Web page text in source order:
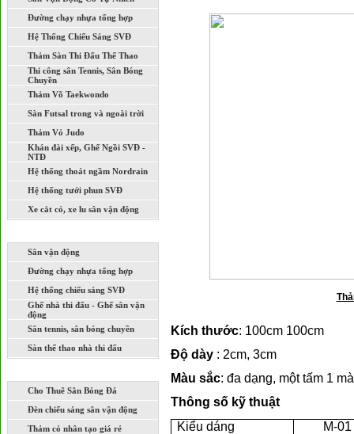
Đường chạy nhựa tổng hợp
Hệ Thống Chiếu Sáng SVĐ
Thảm Sàn Thi Đấu Thể Thao
Thi công sân Tennis, Sân Bóng
Chuyền
Thảm Võ Taekwondo
Sàn Futsal trong và ngoài trời
Thảm Vỏ Judo
Khán đài xếp, Ghế Ngồi SVĐ -
NTĐ
Hệ thống thoát ngầm Nordrain
Hệ thống tưới phun SVĐ
Xe cắt cỏ, xe lu sân vận động
Sân vận động
Đường chạy nhựa tổng hợp
Hệ thống chiếu sáng SVĐ
Ghế nhà thi đấu - Ghế sân vận
động
Sân tennis, sân bóng chuyền
Sàn thể thao nhà thi đấu
Cho Thuê Sân Bóng Đá
Đèn chiếu sáng sân vận động
Thảm cỏ nhân tạo giá rẻ
Kích thước: 100cm 100cm
Độ dày: 2cm, 3cm
Màu sắc: đa dạng, một tấm 1
Thông số kỹ thuật
Kiểu dáng
M-01